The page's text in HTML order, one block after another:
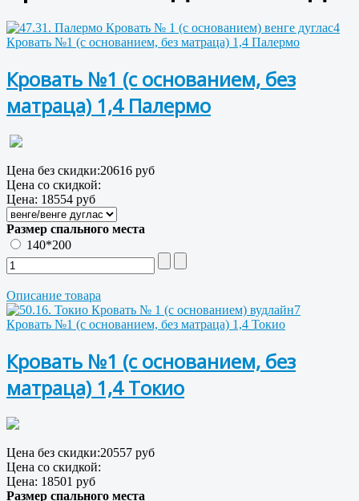
Кровать №1 (с основанием, без матраца) 1,4 Палермо
Кровать №1 (с основанием, без
матраца) 1,4 Палермо
Цена без скидки:20616 руб
Цена со скидкой:
Цена: 18554 руб
Размер спального места
140*200
Описание товара
Кровать №1 (с основанием, без матраца) 1,4 Токио
Кровать №1 (с основанием, без
матраца) 1,4 Токио
Цена без скидки:20557 руб
Цена со скидкой:
Цена: 18501 руб
Размер спального места